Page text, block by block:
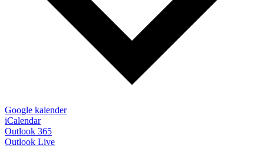
Google kalender
iCalendar
Outlook 365
Outlook Live